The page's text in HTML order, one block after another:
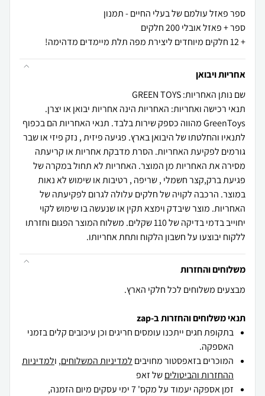
+ 12 חלקים מיוחדים ליצירת מפה תלת מיימדים מדהימה!
אחריות ויבואן
שם נותן האחריות: GREEN TOYS
תנאי רכישה ואחריות: האחריות הינה אחריות יבואן או יצרן.
GreenToys מהווה כספק שירות בלבד. תנאי האחריות הם בכפוף
לתנאיו והחלטתו של היבואן בארץ. פגיעה פיזית , נזק פיזי או שבר
גורמים לפקיעת האחריות. הסרת מדבקת אחריות או קריעתה
מסירה את האחריות מן המוצר. האחריות לא תחול במקרה של
פגיעת ברק,קצר חשמלי , שריפה , רטיבות או שימוש לא נאות
במוצר. הרכבה לקויה של חלקים עלולה לגרום לפקיעתה של
האחריות. מוצר שיבדק וימצא תקין או שנעשה בו שימוש לקוי
יחוייב בדמי בדיקה של 110 שקלים. משלוח המוצר הפגום וחזרתו
ללקוח יבוצעו על חשבון הלקוח ותחת אחריותו.
משלוחים והחזרות
מבצעים משלוחים לכל חלקי הארץ.
תנאי משלוחים והחזרות ב-zap
בתקופת חגים ייתכנו עומסים חריגים וכן עיכובים קלים בזמני
האספקה.
המוכרים בזאפסטור מחויבים למדיניות המשלוחים, ולמדיניות
ההחזרות והביטוליםשל זאפ
זמן אספקה יעמוד על מקס' 7 ימי עסקים מיום הזמנה,